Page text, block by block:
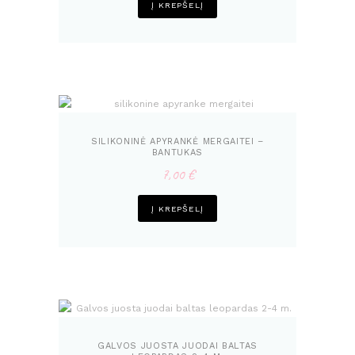
was:
7,00 €.5,99 €.
Į KREPŠELĮ
SILIKONINĖ APYRANKĖ MERGAITEI –
BANTUKAS
7,00€
Į KREPŠELĮ
GALVOS JUOSTA JUODAI BALTAS